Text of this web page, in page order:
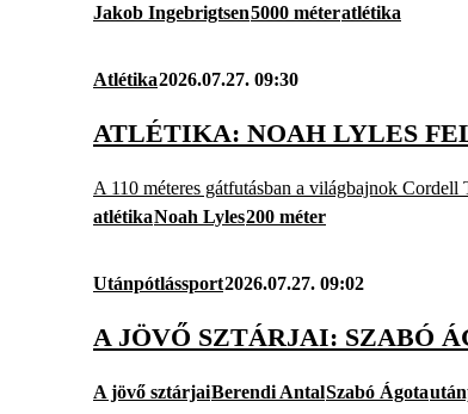
Jakob Ingebrigtsen5000 méteratlétika
Atlétika2026.07.27. 09:30
ATLÉTIKA: NOAH LYLES
A 110 méteres gátfutásban a világbajnok Cordell
atlétikaNoah Lyles200 méter
Utánpótlássport2026.07.27. 09:02
A JÖVŐ SZTÁRJAI: SZABÓ
A jövő sztárjaiBerendi AntalSzabó Ágota